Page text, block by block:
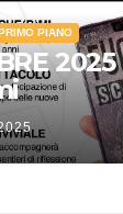
PIANO